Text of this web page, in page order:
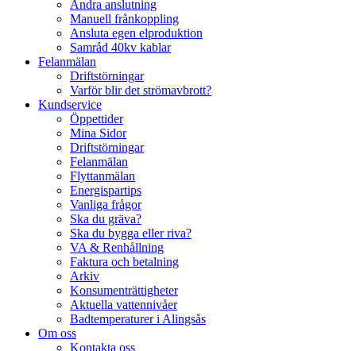
Ändra anslutning
Manuell frånkoppling
Ansluta egen elproduktion
Samråd 40kv kablar
Felanmälan
Driftstörningar
Varför blir det strömavbrott?
Kundservice
Öppettider
Mina Sidor
Driftstörningar
Felanmälan
Flyttanmälan
Energispartips
Vanliga frågor
Ska du gräva?
Ska du bygga eller riva?
VA & Renhållning
Faktura och betalning
Arkiv
Konsumenträttigheter
Aktuella vattennivåer
Badtemperaturer i Alingsås
Om oss
Kontakta oss